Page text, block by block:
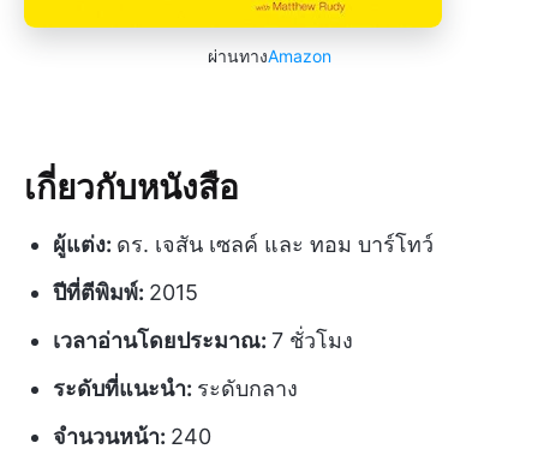
ผ่านทางAmazon
เกี่ยวกับหนังสือ
ผู้แต่ง: ดร. เจสัน เซลค์ และ ทอม บาร์โทว์
ปีที่ตีพิมพ์: 2015
เวลาอ่านโดยประมาณ: 7 ชั่วโมง
ระดับที่แนะนำ: ระดับกลาง
จำนวนหน้า: 240